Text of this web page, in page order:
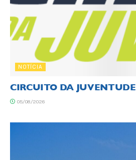
NOTÍCIA
CIRCUITO DA JUVENTUDE
05/08/2026